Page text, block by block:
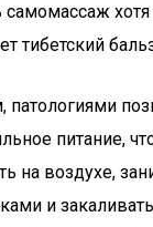
тибетский
патологиями
питание,
на воздухе,
и